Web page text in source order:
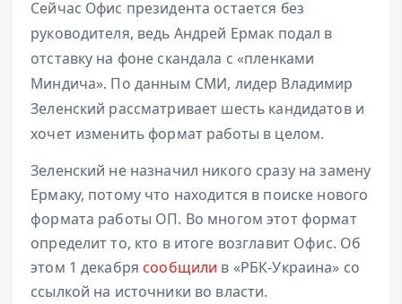
Сейчас Офис президента остается без
руководителя, ведь Андрей Ермак подал в
отставку на фоне скандала с «пленками
Миндича». По данным СМИ, лидер Владимир
Зеленский рассматривает шесть кандидатов и
хочет изменить формат работы в целом.
Зеленский не назначил никого сразу на замену
Ермаку, потому что находится в поиске нового
формата работы ОП. Во многом этот формат
определит то, кто в итоге возглавит Офис. Об
этом 1 декабря сообщили в «РБК-Украина» со
ссылкой на источники во власти.